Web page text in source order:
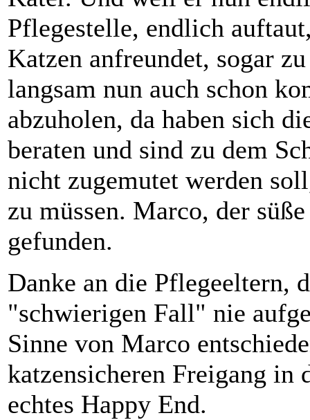
Pflegestelle, endlich
Katzen anfreundet, sogar
langsam nun auch schon
abzuholen, da haben sich
beraten und sind zu dem
nicht zugemutet werden
zu müssen. Marco, der
gefunden.
Danke an die Pflegeeltern,
"schwierigen Fall" nie
Sinne von Marco
katzensicheren Freigang in
echtes Happy End.